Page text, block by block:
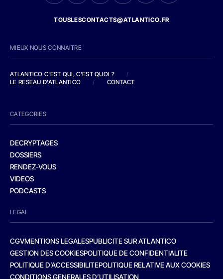
TOUSLESCONTACTS@ATLANTICO.FR
MIEUX NOUS CONNAITRE
ATLANTICO C'EST QUI, C'EST QUOI ?
/
LE RESEAU D'ATLANTICO
/ CONTACT
CATEGORIES
DECRYPTAGES
DOSSIERS
RENDEZ-VOUS
VIDEOS
PODCASTS
LEGAL
CGVMENTIONS LEGALESPUBLICITE SUR ATLANTICO
GESTION DES COOKIESPOLITIQUE DE CONFIDENTIALITE
POLITIQUE D’ACCESSIBILITEPOLITIQUE RELATIVE AUX COOKIES
CONDITIONS GENERALES D’UTILISATION